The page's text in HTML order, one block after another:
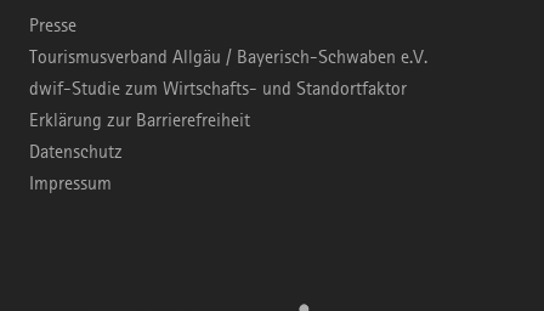
Presse
Tourismusverband Allgäu / Bayerisch-Schwaben e.V.
dwif-Studie zum Wirtschafts- und Standortfaktor
Erklärung zur Barrierefreiheit
Datenschutz
Impressum